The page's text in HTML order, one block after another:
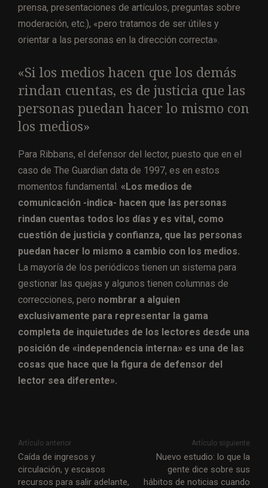
prensa, presentaciones de artículos, preguntas sobre
moderación, etc.), «pero tratamos de ser útiles y
orientar a las personas en la dirección correcta».
«Si los medios hacen que los demás
rindan cuentas, es de justicia que las
personas puedan hacer lo mismo con
los medios»
Para Ribbans, el defensor del lector, puesto que en el
caso de The Guardian data de 1997, es en estos
momentos fundamental. «Los medios de
comunicación -indica- hacen que las personas
rindan cuentas todos los días y es vital, como
cuestión de justicia y confianza, que las personas
puedan hacer lo mismo a cambio con los medios.
La mayoría de los periódicos tienen un sistema para
gestionar las quejas y algunos tienen columnas de
correcciones, pero nombrar a alguien
exclusivamente para representar la gama
completa de inquietudes de los lectores desde una
posición de «independencia interna» es una de las
cosas que hace que la figura de defensor del
lector sea diferente».
Artículo anterior
Caída de ingresos y
circulación, y escasos
recursos para salir adelante,
Artículo siguiente
Nuevo estudio: lo que la
gente dice sobre sus
hábitos de noticias cuando